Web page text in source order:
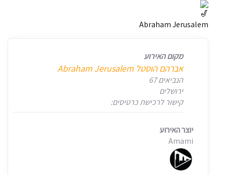
Abraham Jerusalem
מקום האירוע
אברהם הוסטל Abraham Jerusalem
הנביאים 67
ירושלים
קישור לרכישת כרטיסים:
יוצר האירוע
Amami